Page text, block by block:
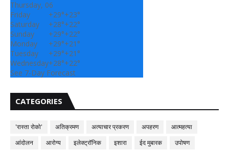
Thursday, 06
Friday
+29°+23°
Saturday
+28°+22°
Sunday
+29°+22°
Monday
+29°+21°
Tuesday
+29°+21°
Wednesday+28°+22°
See 7-Day Forecast
CATEGORIES
'रास्ता रोको' अतिक्रमण अत्याचार प्रकरण अपहरण
आत्महत्या
आंदोलन
आरोग्य इलेक्ट्रॉनिक इशारा ईद मुबारक
उपोषण